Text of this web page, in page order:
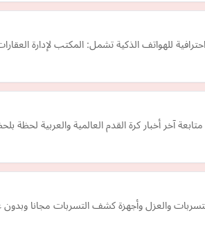
للهواتف الذكية تشمل: المكتب لإدارة
والعزل وأجهزة كشف التسربات مجانا وبدون